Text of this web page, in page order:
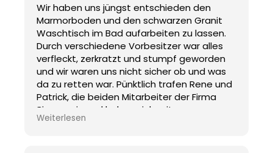
Wir haben uns jüngst entschieden den
Marmorboden und den schwarzen Granit
Waschtisch im Bad aufarbeiten zu lassen.
Durch verschiedene Vorbesitzer war alles
verfleckt, zerkratzt und stumpf geworden
und wir waren uns nicht sicher ob und was
da zu retten war. Pünktlich trafen Rene und
Patrick, die beiden Mitarbeiter der Firma
Bianga ein und haben sich mit enormem
Eifer und Gründlichkeit ans Werk gemacht.
Weiterlesen